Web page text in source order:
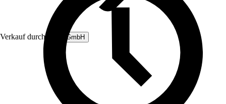
Verkauf durch: B&L GmbH